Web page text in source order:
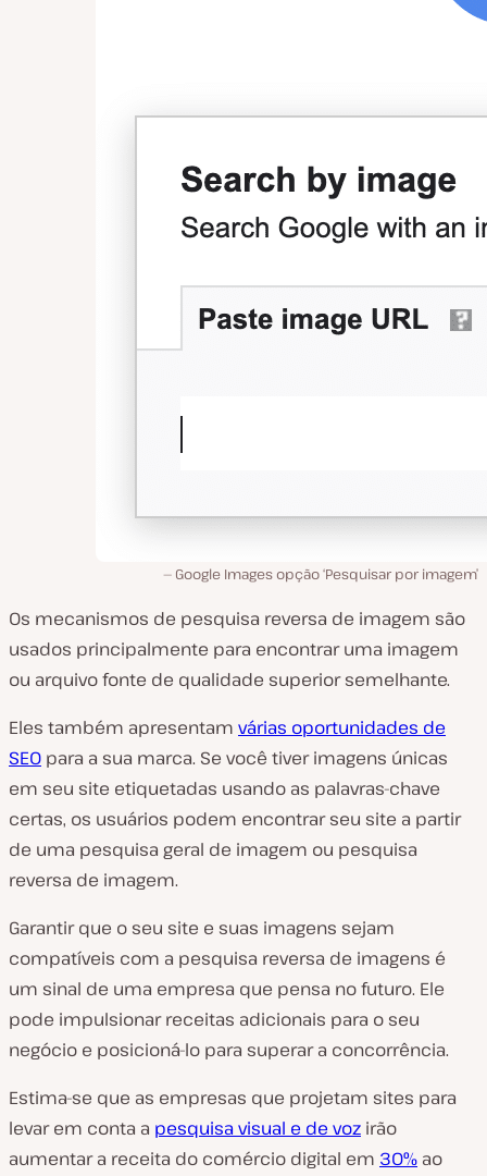
Google Images opção ‘Pesquisar por imagem’
Os mecanismos de pesquisa reversa de imagem são
usados principalmente para encontrar uma imagem
ou arquivo fonte de qualidade superior semelhante.
Eles também apresentam várias oportunidades de
SEO para a sua marca. Se você tiver imagens únicas
em seu site etiquetadas usando as palavras-chave
certas, os usuários podem encontrar seu site a partir
de uma pesquisa geral de imagem ou pesquisa
reversa de imagem.
Garantir que o seu site e suas imagens sejam
compatíveis com a pesquisa reversa de imagens é
um sinal de uma empresa que pensa no futuro. Ele
pode impulsionar receitas adicionais para o seu
negócio e posicioná-lo para superar a concorrência.
Estima-se que as empresas que projetam sites para
levar em conta a pesquisa visual e de voz irão
aumentar a receita do comércio digital em 30% ao